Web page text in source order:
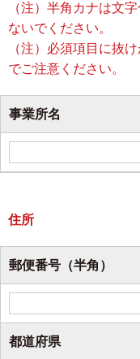
（注）半角カナは文
ないでください。
（注）必須項目に抜
でご注意ください。
事業所名
住所
郵便番号（半角）
都道府県